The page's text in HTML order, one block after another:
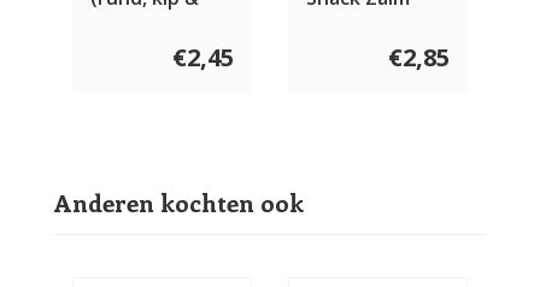
€2,45 €2,85
Anderen kochten ook